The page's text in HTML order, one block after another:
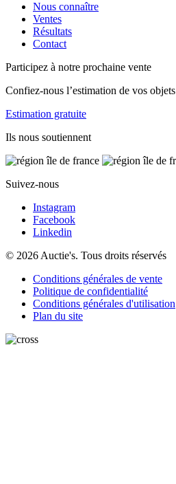
Nous connaître
Ventes
Résultats
Contact
Participez à notre prochaine vente
Confiez-nous l’estimation de vos objets
Estimation gratuite
Ils nous soutiennent
Suivez-nous
Instagram
Facebook
Linkedin
© 2026 Auctie's. Tous droits réservés
Conditions générales de vente
Politique de confidentialité
Conditions générales d'utilisation
Plan du site